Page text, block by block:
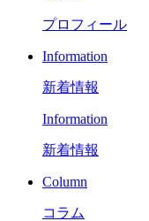
プロフィール
Information
新着情報
Information
新着情報
Column
コラム